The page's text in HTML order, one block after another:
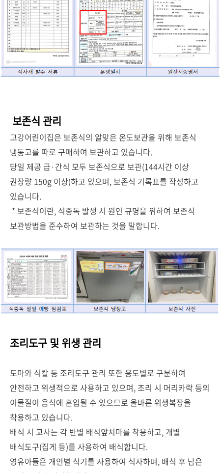
보존식 관리
고강어린이집은 보존식의 알맞은 온도보관을 위해 보존식
냉동고를 따로 구매하여 보관하고 있습니다.
당일 제공 급·간식 모두 보존식으로 보관(144시간 이상
권장량 150g 이상)하고 있으며, 보존식 기록표를 작성하고
있습니다.
* 보존식이란, 식중독 발생 시 원인 규명을 위하여 보존식
보관방법을 준수하여 보관하는 것을 말합니다.
조리도구 및 위생 관리
도마와 식칼 등 조리도구 관리 또한 용도별로 구분하여
안전하고 위생적으로 사용하고 있으며, 조리 시 머리카락 등의
이물질이 음식에 혼입될 수 있으므로 올바른 위생복장을
착용하고 있습니다.
배식 시 교사는 각 반별 배식앞치마를 착용하고, 개별
배식도구(집게 등)를 사용하여 배식합니다.
영유아들은 개인별 식기를 사용하여 식사하며, 배식 후 남은